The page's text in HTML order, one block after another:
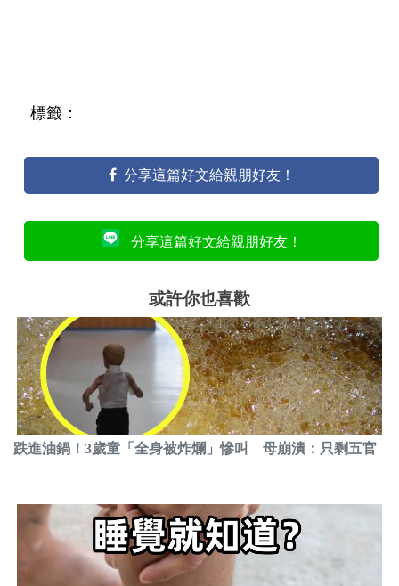
標籤：
分享這篇好文給親朋好友！
分享這篇好文給親朋好友！
或許你也喜歡
跌進油鍋！3歲童「全身被炸爛」慘叫 母崩潰：只剩五官